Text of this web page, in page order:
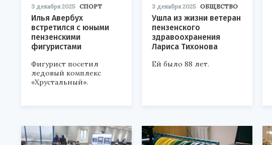
3 декабря 2025 СПОРТ
Илья Авербух
встретился с юными
пензенскими
фигуристами
Фигурист посетил
ледовый комплекс
«Хрустальный».
3 декабря 2025 ОБЩЕСТВО
Ушла из жизни ветеран
пензенского
здравоохранения
Лариса Тихонова
Ей было 88 лет.